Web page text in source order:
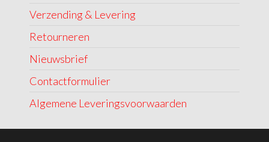
Verzending & Levering
Retourneren
Nieuwsbrief
Contactformulier
Algemene Leveringsvoorwaarden